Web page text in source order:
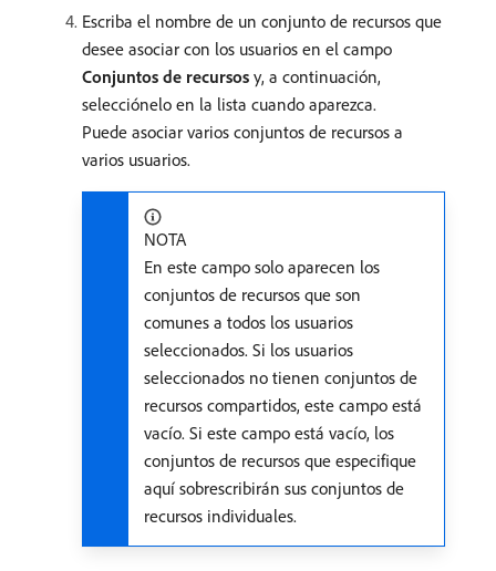
Escriba el nombre de un conjunto de recursos que
desee asociar con los usuarios en el campo
Conjuntos de recursos y, a continuación,
selecciónelo en la lista cuando aparezca.
Puede asociar varios conjuntos de recursos a
varios usuarios.
NOTA
En este campo solo aparecen los
conjuntos de recursos que son
comunes a todos los usuarios
seleccionados. Si los usuarios
seleccionados no tienen conjuntos de
recursos compartidos, este campo está
vacío. Si este campo está vacío, los
conjuntos de recursos que especifique
aquí sobrescribirán sus conjuntos de
recursos individuales.